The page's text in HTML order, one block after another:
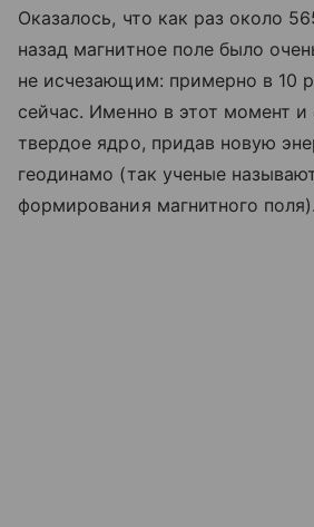
Оказалось, что как раз около
назад магнитное поле было
не исчезающим: примерно в 10
сейчас. Именно в этот момент
твердое ядро, придав новую
геодинамо (так ученые
формирования магнитного поля).